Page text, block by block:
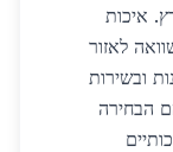
איכות
לאזור
ובשירות
הבחירה
איכותיים